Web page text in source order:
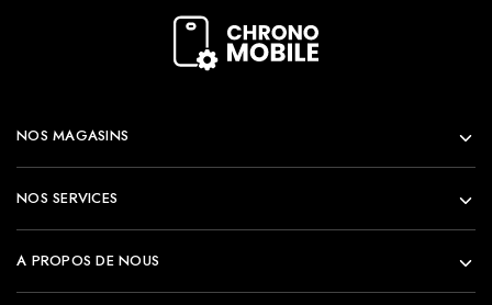
NOS MAGASINS
NOS SERVICES
A PROPOS DE NOUS